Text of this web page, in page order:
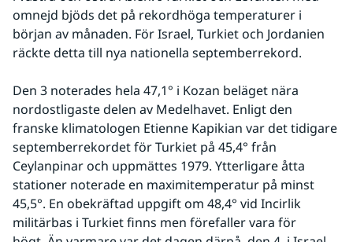
omnejd bjöds det på rekordhöga temperaturer i
början av månaden. För Israel, Turkiet och Jordanien
räckte detta till nya nationella septemberrekord.
Den 3 noterades hela 47,1° i Kozan beläget nära
nordostligaste delen av Medelhavet. Enligt den
franske klimatologen Etienne Kapikian var det tidigare
septemberrekordet för Turkiet på 45,4° från
Ceylanpinar och uppmättes 1979. Ytterligare åtta
stationer noterade en maximitemperatur på minst
45,5°. En obekräftad uppgift om 48,4° vid Incirlik
militärbas i Turkiet finns men förefaller vara för